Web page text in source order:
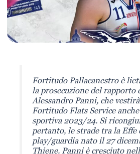
Fortitudo Pallacanestro è
la prosecuzione del rapporto
Alessandro Panni, che
Fortitudo Flats Service
sportiva 2023/24. Si
pertanto, le strade tra la Effe
play/guardia nato il 27
Thiene. Panni è cresciuto